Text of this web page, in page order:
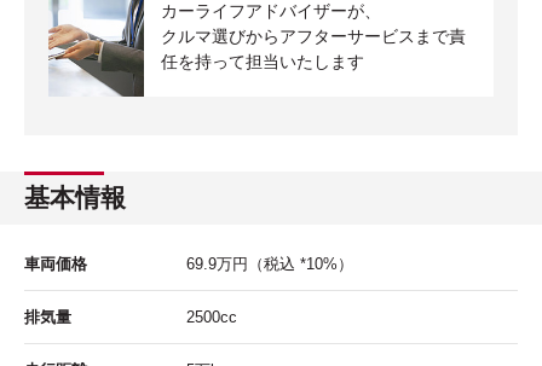
カーライフアドバイザーが、
クルマ選びからアフターサービスまで責
任を持って担当いたします
基本情報
車両価格 69.9万円 （税込 *10%）
排気量 2500cc